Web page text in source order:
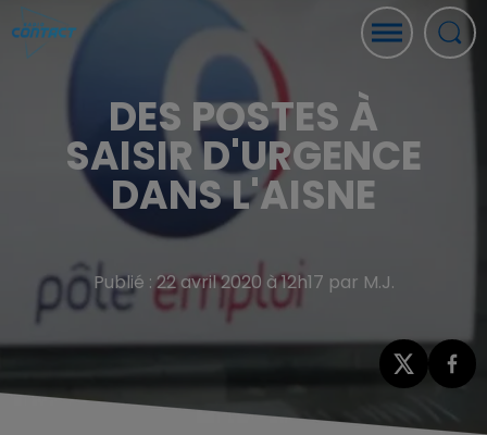
DES POSTES À
SAISIR D'URGENCE
DANS L'AISNE
Publié : 22 avril 2020 à 12h17 par M.J.